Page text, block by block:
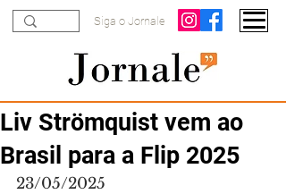
Siga o Jornale
Liv Strömquist vem ao
Brasil para a Flip 2025
23/05/2025